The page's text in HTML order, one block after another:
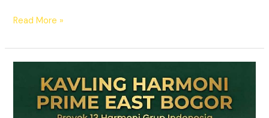
Read More »
Puncak